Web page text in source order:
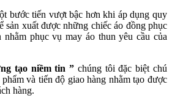
bước tiến vượt bậc hơn khi áp dụng quy
sản xuất được những chiếc áo đồng phục
phục vụ may áo thun yêu cầu của
tạo niềm tin ” chúng tôi đặc biệt chú
và tiến độ giao hàng nhằm tạo được
hàng.